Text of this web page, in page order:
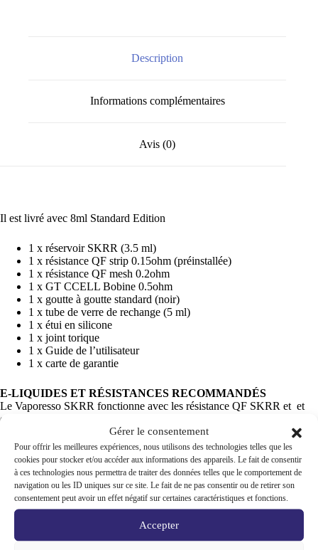
Gérer le consentement
Pour offrir les meilleures expériences, nous utilisons des technologies telles que les
cookies pour stocker et/ou accéder aux informations des appareils. Le fait de consentir
à ces technologies nous permettra de traiter des données telles que le comportement de
navigation ou les ID uniques sur ce site. Le fait de ne pas consentir ou de retirer son
consentement peut avoir un effet négatif sur certaines caractéristiques et fonctions.
Accepter
Description
Informations complémentaires
Avis (0)
Il est livré avec 8ml Standard Edition
1 x réservoir SKRR (3.5 ml)
1 x résistance QF strip 0.15ohm (préinstallée)
1 x résistance QF mesh 0.2ohm
1 x GT CCELL Bobine 0.5ohm
1 x goutte à goutte standard (noir)
1 x tube de verre de rechange (5 ml)
1 x étui en silicone
1 x joint torique
1 x Guide de l’utilisateur
1 x carte de garantie
E-LIQUIDES ET RÉSISTANCES RECOMMANDÉS
Le Vaporesso SKRR fonctionne avec les résistance QF SKRR et et
est recommandé pour une utilisation avec des e-liquides à haute teneur
PUISSANCES RECOMMANDÉES
Résistance QF Meshed 0,2ohm : Utilisable de 55 à 85W
(conseillée : 70 – 80W)